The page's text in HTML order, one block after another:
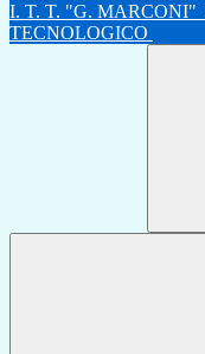
I. T. T. "G. MARCONI"
TECNOLOGICO